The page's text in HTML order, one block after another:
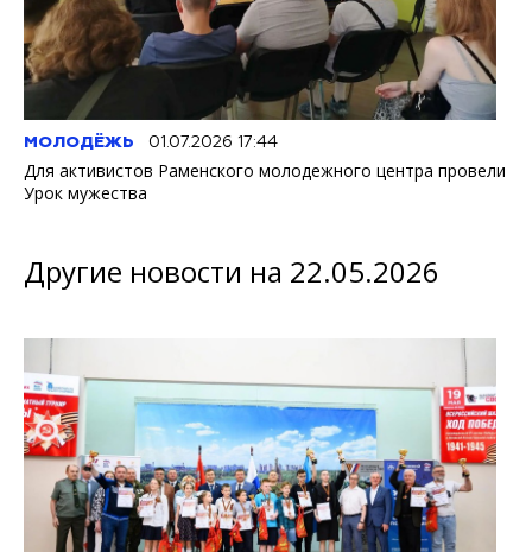
МОЛОДЁЖЬ 01.07.2026 17:44
Для активистов Раменского молодежного центра провели
Урок мужества
Другие новости на 22.05.2026